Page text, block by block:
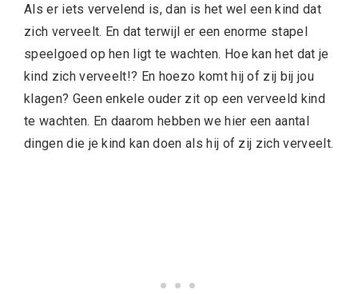
Als er iets vervelend is, dan is het wel een kind dat
zich verveelt. En dat terwijl er een enorme stapel
speelgoed op hen ligt te wachten. Hoe kan het dat je
kind zich verveelt!? En hoezo komt hij of zij bij jou
klagen? Geen enkele ouder zit op een verveeld kind
te wachten. En daarom hebben we hier een aantal
dingen die je kind kan doen als hij of zij zich verveelt.